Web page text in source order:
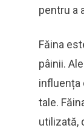
pentru a
Făina
pâinii.
influența
tale.
utilizată,